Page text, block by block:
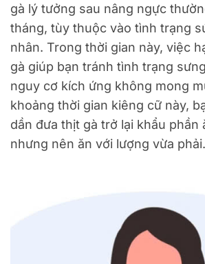
gà lý tưởng sau nâng ngực
tháng, tùy thuộc vào tình trạng
nhân. Trong thời gian này, việc
gà giúp bạn tránh tình trạng
nguy cơ kích ứng không mong
khoảng thời gian kiêng cữ này,
dần đưa thịt gà trở lại khẩu phần
nhưng nên ăn với lượng vừa phải.